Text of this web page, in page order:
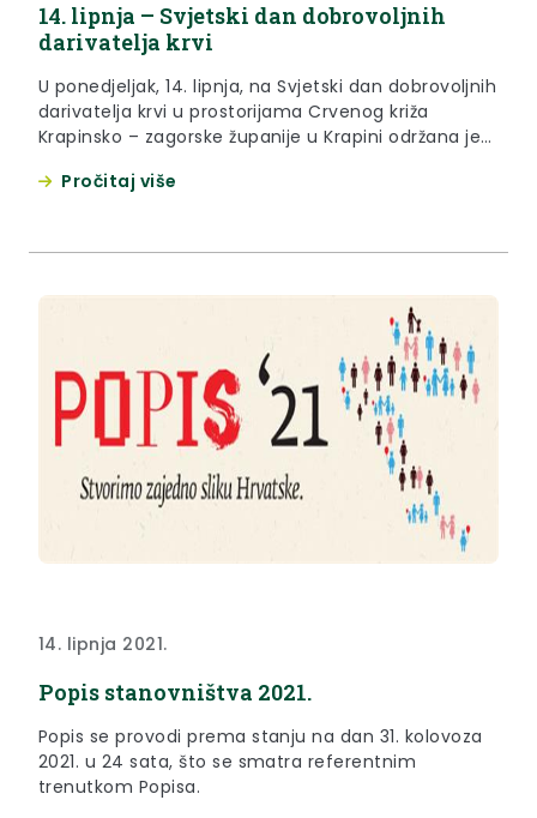
14. lipnja – Svjetski dan dobrovoljnih
darivatelja krvi
U ponedjeljak, 14. lipnja, na Svjetski dan dobrovoljnih
darivatelja krvi u prostorijama Crvenog križa
Krapinsko – zagorske županije u Krapini održana je
Spomen knjiga darivatelja krvi 100 + Društva
Pročitaj više
14. lipnja 2021.
Popis stanovništva 2021.
Popis se provodi prema stanju na dan 31. kolovoza
2021. u 24 sata, što se smatra referentnim
trenutkom Popisa.